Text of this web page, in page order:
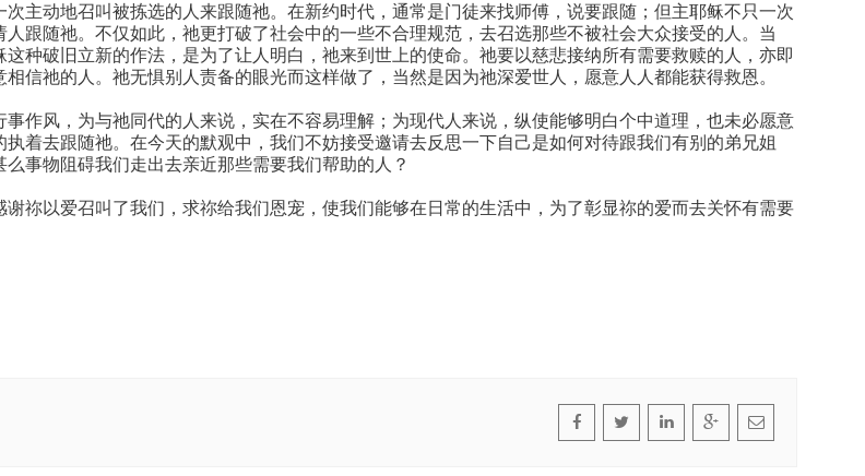
次主动地召叫被拣选的人来跟随祂。在新约时代，通常是门徒来找师傅，说要跟随；但主耶稣不只一次
人跟随祂。不仅如此，祂更打破了社会中的一些不合理规范，去召选那些不被社会大众接受的人。当
这种破旧立新的作法，是为了让人明白，祂来到世上的使命。祂要以慈悲接纳所有需要救赎的人，亦即
相信祂的人。祂无惧别人责备的眼光而这样做了，当然是因为祂深爱世人，愿意人人都能获得救恩。
事作风，为与祂同代的人来说，实在不容易理解；为现代人来说，纵使能够明白个中道理，也未必愿意
执着去跟随祂。在今天的默观中，我们不妨接受邀请去反思一下自己是如何对待跟我们有别的弟兄姐
么事物阻碍我们走出去亲近那些需要我们帮助的人？
谢祢以爱召叫了我们，求祢给我们恩宠，使我们能够在日常的生活中，为了彰显祢的爱而去关怀有需要